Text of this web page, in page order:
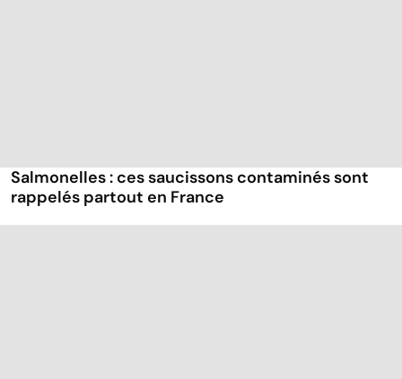
Salmonelles : ces saucissons contaminés sont
rappelés partout en France